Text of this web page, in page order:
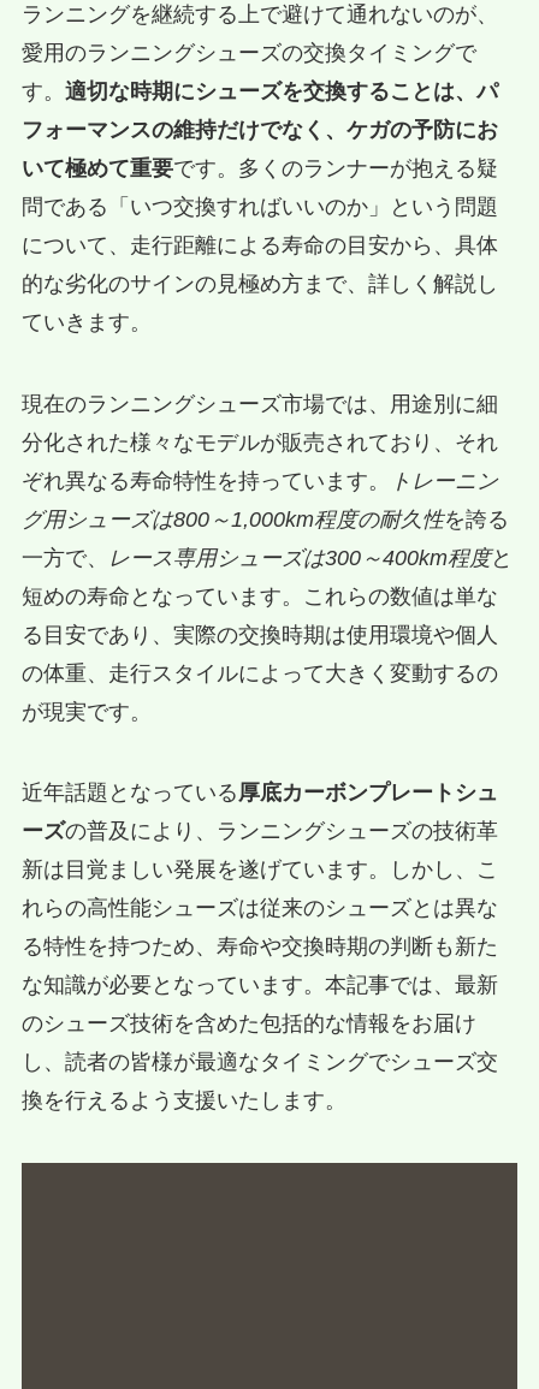
ランニングを継続する上で避けて通れないのが、
愛用のランニングシューズの交換タイミングで
す。 適切な時期にシューズを交換することは、パ
フォーマンスの維持だけでなく、ケガの予防にお
いて極めて重要です。多くのランナーが抱える疑
問である「いつ交換すればいいのか」という問題
について、走行距離による寿命の目安から、具体
的な劣化のサインの見極め方まで、詳しく解説し
ていきます。
現在のランニングシューズ市場では、用途別に細
分化された様々なモデルが販売されており、それ
ぞれ異なる寿命特性を持っています。
トレーニン
グ用シューズは800～1,000km程度の耐久性を誇る
一方で、
レース専用シューズは300～400km程度と
短めの寿命となっています。これらの数値は単な
る目安であり、実際の交換時期は使用環境や個人
の体重、走行スタイルによって大きく変動するの
が現実です。
近年話題となっている厚底カーボンプレートシュ
ーズの普及により、ランニングシューズの技術革
新は目覚ましい発展を遂げています。しかし、こ
れらの高性能シューズは従来のシューズとは異な
る特性を持つため、寿命や交換時期の判断も新た
な知識が必要となっています。本記事では、最新
のシューズ技術を含めた包括的な情報をお届け
し、読者の皆様が最適なタイミングでシューズ交
換を行えるよう支援いたします。